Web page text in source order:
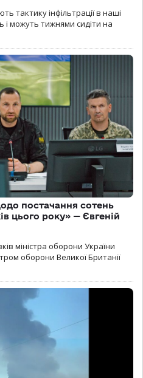
тактику інфільтрації в наші
і можуть тижнями сидіти на
постачання сотень
цього року» — Євгеній
міністра оборони України
оборони Великої Британії